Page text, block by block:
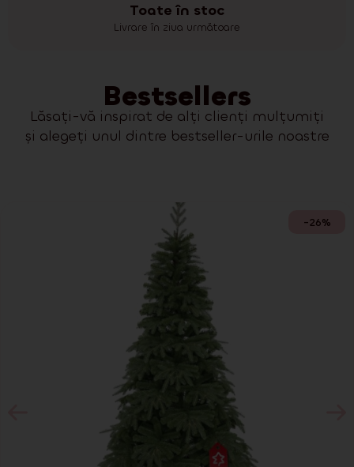
Toate în stoc
Livrare în ziua următoare
Bestsellers
Lăsați-vă inspirat de alți clienți mulțumiți
și alegeți unul dintre bestseller-urile noastre
-26%